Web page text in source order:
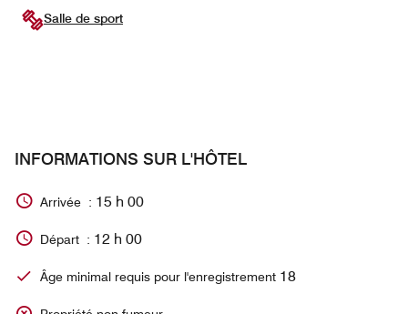
Salle de sport
INFORMATIONS SUR L'HÔTEL
Arrivée : 15 h 00
Départ : 12 h 00
Âge minimal requis pour l'enregistrement 18